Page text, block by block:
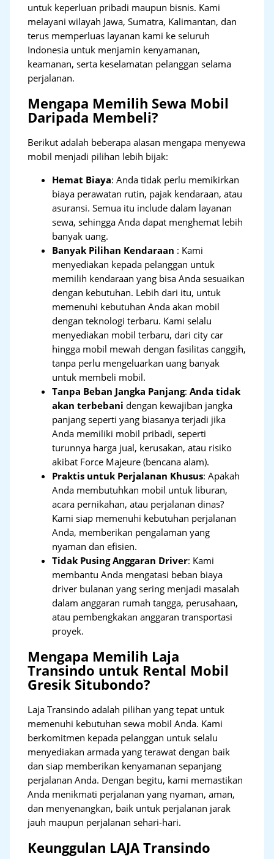
untuk keperluan pribadi maupun bisnis. Kami
melayani wilayah Jawa, Sumatra, Kalimantan, dan
terus memperluas layanan kami ke seluruh
Indonesia untuk menjamin kenyamanan,
keamanan, serta keselamatan pelanggan selama
perjalanan.
Mengapa Memilih Sewa Mobil
Daripada Membeli?
Berikut adalah beberapa alasan mengapa menyewa
mobil menjadi pilihan lebih bijak:
Hemat Biaya: Anda tidak perlu memikirkan
biaya perawatan rutin, pajak kendaraan, atau
asuransi. Semua itu include dalam layanan
sewa, sehingga Anda dapat menghemat lebih
banyak uang.
Banyak Pilihan Kendaraan : Kami
menyediakan kepada pelanggan untuk
memilih kendaraan yang bisa Anda sesuaikan
dengan kebutuhan. Lebih dari itu, untuk
memenuhi kebutuhan Anda akan mobil
dengan teknologi terbaru. Kami selalu
menyediakan mobil terbaru, dari city car
hingga mobil mewah dengan fasilitas canggih,
tanpa perlu mengeluarkan uang banyak
untuk membeli mobil.
Tanpa Beban Jangka Panjang:Anda tidak
akan terbebani dengan kewajiban jangka
panjang seperti yang biasanya terjadi jika
Anda memiliki mobil pribadi, seperti
turunnya harga jual, kerusakan, atau risiko
akibat Force Majeure (bencana alam).
Praktis untuk Perjalanan Khusus: Apakah
Anda membutuhkan mobil untuk liburan,
acara pernikahan, atau perjalanan dinas?
Kami siap memenuhi kebutuhan perjalanan
Anda, memberikan pengalaman yang
nyaman dan efisien.
Tidak Pusing Anggaran Driver: Kami
membantu Anda mengatasi beban biaya
driver bulanan yang sering menjadi masalah
dalam anggaran rumah tangga, perusahaan,
atau pembengkakan anggaran transportasi
proyek.
Mengapa Memilih Laja
Transindo untuk Rental Mobil
Gresik Situbondo?
Laja Transindo adalah pilihan yang tepat untuk
memenuhi kebutuhan sewa mobil Anda. Kami
berkomitmen kepada pelanggan untuk selalu
menyediakan armada yang terawat dengan baik
dan siap memberikan kenyamanan sepanjang
perjalanan Anda. Dengan begitu, kami memastikan
Anda menikmati perjalanan yang nyaman, aman,
dan menyenangkan, baik untuk perjalanan jarak
jauh maupun perjalanan sehari-hari.
Keunggulan LAJA Transindo